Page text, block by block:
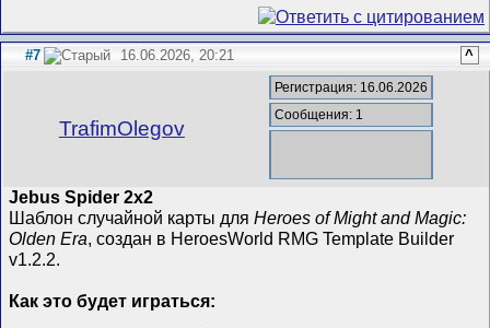
#7 16.06.2026, 20:21 ^
TrafimOlegov
Регистрация: 16.06.2026
Сообщения: 1
Jebus Spider 2x2
Шаблон случайной карты дляHeroes of Might and Magic:
Olden Era, создан в HeroesWorld RMG Template Builder
v1.2.2.
Как это будет играться: